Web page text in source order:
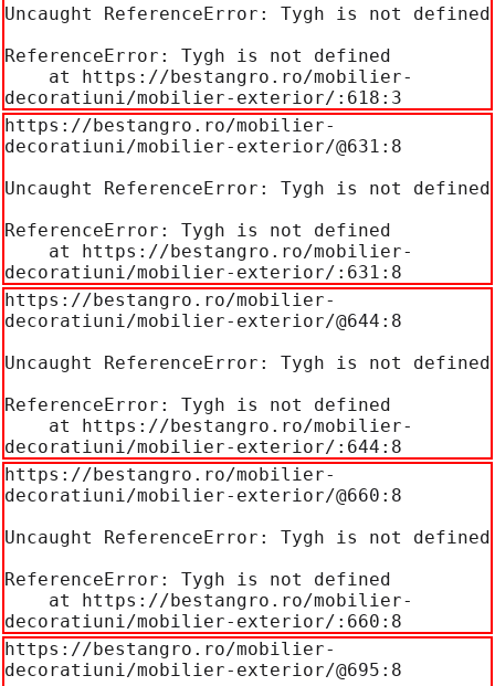
Uncaught ReferenceError: Tygh is not defined
ReferenceError: Tygh is not defined
decoratiuni/mobilier-exterior/:618:3
https://bestangro.ro/mobilier-
decoratiuni/mobilier-exterior/@631:8
Uncaught ReferenceError: Tygh is not defined
ReferenceError: Tygh is not defined
decoratiuni/mobilier-exterior/:631:8
https://bestangro.ro/mobilier-
decoratiuni/mobilier-exterior/@644:8
Uncaught ReferenceError: Tygh is not defined
ReferenceError: Tygh is not defined
decoratiuni/mobilier-exterior/:644:8
https://bestangro.ro/mobilier-
decoratiuni/mobilier-exterior/@660:8
Uncaught ReferenceError: Tygh is not defined
ReferenceError: Tygh is not defined
decoratiuni/mobilier-exterior/:660:8
https://bestangro.ro/mobilier-
decoratiuni/mobilier-exterior/@695:8